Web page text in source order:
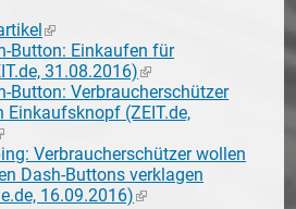
(link is external)
Button: Einkaufen für
31.08.2016)(link is external)
Button: Verbraucherschützer
Einkaufsknopf (ZEIT.de,
is external)
Verbraucherschützer wollen
Dash-Buttons verklagen
16.09.2016)(link is external)